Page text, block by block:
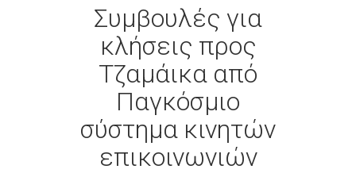
Συμβουλές για
κλήσεις προς
Τζαμάικα από
Παγκόσμιο
σύστημα κινητών
επικοινωνιών